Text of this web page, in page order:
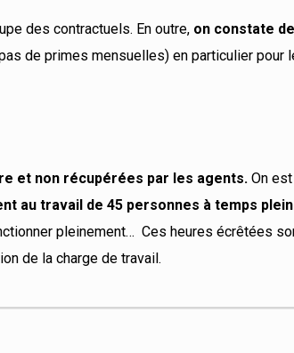
des contractuels. En outre, on constate
de primes mensuelles) en particulier pour
et non récupérées par les agents. On
au travail de 45 personnes à temps
pleinement… Ces heures écrêtées
de la charge de travail.